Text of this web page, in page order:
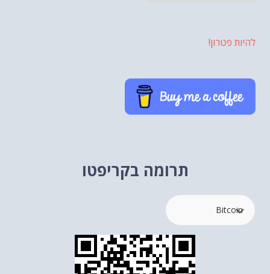
להיות פטרון!
תרומה בקריפטו